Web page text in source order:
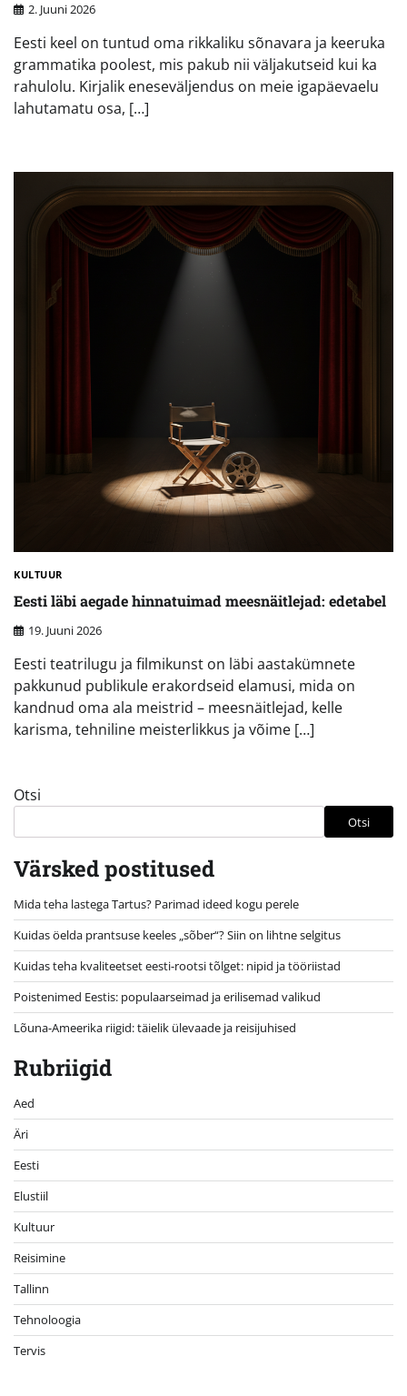
2. Juuni 2026
Eesti keel on tuntud oma rikkaliku sõnavara ja keeruka
grammatika poolest, mis pakub nii väljakutseid kui ka
rahulolu. Kirjalik eneseväljendus on meie igapäevaelu
lahutamatu osa, […]
KULTUUR
Eesti läbi aegade hinnatuimad meesnäitlejad: edetabel
19. Juuni 2026
Eesti teatrilugu ja filmikunst on läbi aastakümnete
pakkunud publikule erakordseid elamusi, mida on
kandnud oma ala meistrid – meesnäitlejad, kelle
karisma, tehniline meisterlikkus ja võime […]
Otsi
Otsi
Värsked postitused
Mida teha lastega Tartus? Parimad ideed kogu perele
Kuidas öelda prantsuse keeles „sõber“? Siin on lihtne selgitus
Kuidas teha kvaliteetset eesti-rootsi tõlget: nipid ja tööriistad
Poistenimed Eestis: populaarseimad ja erilisemad valikud
Lõuna-Ameerika riigid: täielik ülevaade ja reisijuhised
Rubriigid
Aed
Äri
Eesti
Elustiil
Kultuur
Reisimine
Tallinn
Tehnoloogia
Tervis